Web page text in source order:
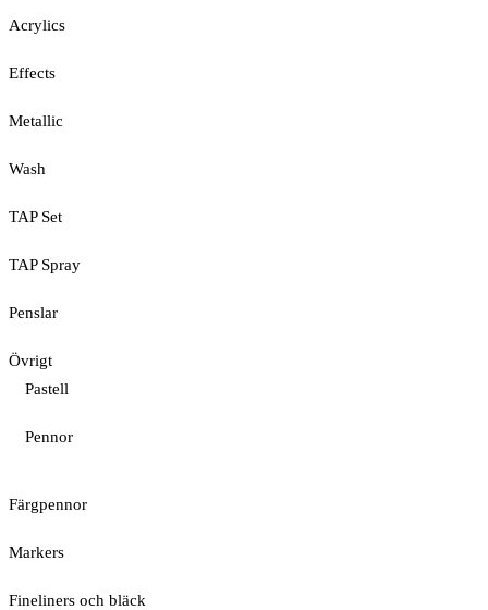
Acrylics
Effects
Metallic
Wash
TAP Set
TAP Spray
Penslar
Övrigt
Pastell
Pennor
Färgpennor
Markers
Fineliners och bläck